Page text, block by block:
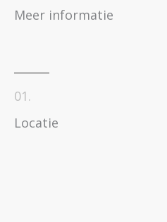
Meer informatie
01.
Locatie